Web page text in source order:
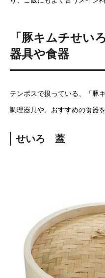
「豚キムチせい
器具や食器
テンポスで扱っている、「豚
調理器具や、おすすめの食器
せいろ 蓋